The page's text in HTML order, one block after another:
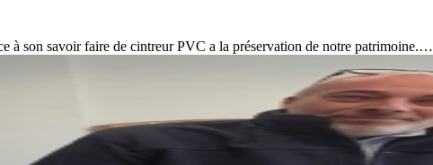
à son savoir faire de cintreur PVC a la préservation de notre patrimoine.…